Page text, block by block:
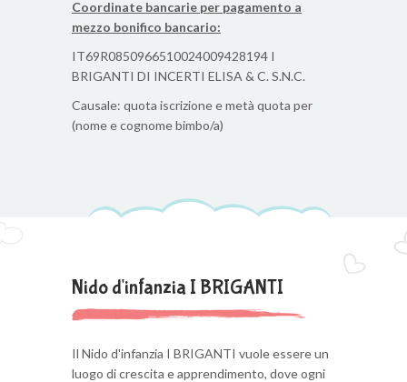
Coordinate bancarie per pagamento a
mezzo bonifico bancario:
IT69R0850966510024009428194 I
BRIGANTI DI INCERTI ELISA & C. S.N.C.
Causale: quota iscrizione e metà quota per
(nome e cognome bimbo/a)
Nido d'infanzia I BRIGANTI
Il Nido d'infanzia I BRIGANTI vuole essere un
luogo di crescita e apprendimento, dove ogni